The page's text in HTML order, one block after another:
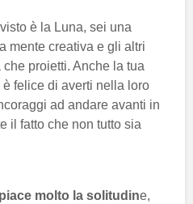
è la Luna, sei una
mente creativa e gli altri
proietti. Anche la tua
felice di averti nella loro
ad andare avanti in
il fatto che non tutto sia
molto la solitudine,